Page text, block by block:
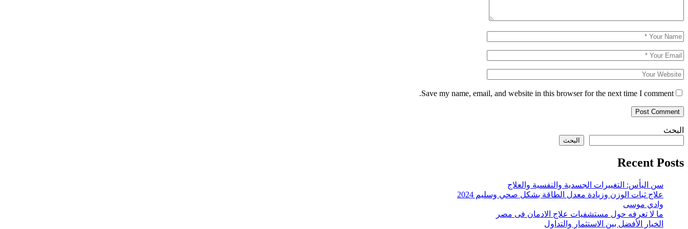
Save my name, email, and website in this browser for the next time I comment.
البحث
البحث
Recent Posts
سن اليأس: التغييرات الجسدية والنفسية والعلاج
علاج ثبات الوزن وزيادة معدل الطاقة بشكل صحي وسليم 2024
وادي موسى
ما لا تعرفه حول مستشفيات علاج الادمان فى مصر
الخيار الأفضل بين الاستثمار والتداول